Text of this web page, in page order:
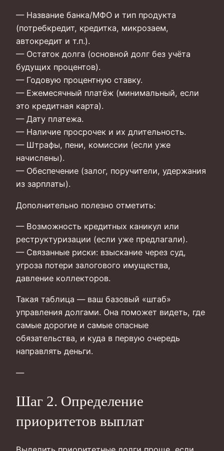
— Название банка/МФО и тип продукта
(потребкредит, кредитка, микрозаем,
автокредит и т.п.).
— Остаток долга (основной долг без учёта
будущих процентов).
— Годовую процентную ставку.
— Ежемесячный платёж (минимальный, если
это кредитная карта).
— Дату платежа.
— Наличие просрочек и их длительность.
— Штрафы, пени, комиссии (если уже
начислены).
— Обеспечение (залог, поручители, удержания
из зарплаты).
Дополнительно полезно отметить:
— Возможность кредитных каникул или
реструктуризации (если уже предлагали).
— Связанные риски: взыскание через суд,
угроза потери залогового имущества,
давление коллекторов.
Такая таблица — ваш базовый «штаб»
управления долгами. Она поможет видеть, где
самые дорогие и самые опасные
обязательства, и куда в первую очередь
направлять деньги.
—
Шаг 2. Определение
приоритетов выплат